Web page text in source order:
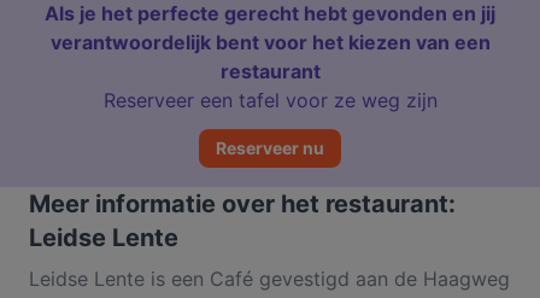
Als je het perfecte gerecht hebt gevonden en jij
verantwoordelijk bent voor het kiezen van een
restaurant
Reserveer een tafel voor ze weg zijn
Reserveer nu
Meer informatie over het restaurant:
Leidse Lente
Leidse Lente is een Café gevestigd aan de Haagweg